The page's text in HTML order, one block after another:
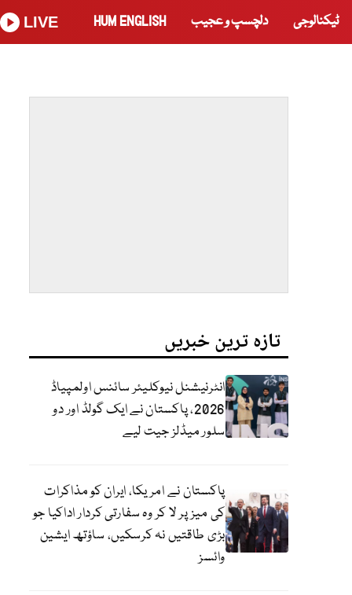
ٹیکنالوجی دلچسپ و عجیب HUM ENGLISH
LIVE
تازہ ترین خبریں
انٹرنیشنل نیوکلیئر سائنس اولمپیاڈ
2026، پاکستان نے ایک گولڈ اور دو
سلور میڈلز جیت لیے
پاکستان نے امریکا، ایران کو مذاکرات
کی میز پر لا کر وہ سفارتی کردار اداکیا جو
بڑی طاقتیں نہ کرسکیں، ساؤتھ ایشین
وائسز